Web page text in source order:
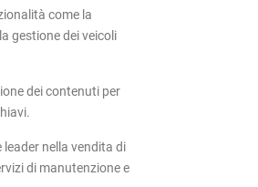
come la
gestione dei veicoli
dei contenuti per
leader nella vendita di
di manutenzione e